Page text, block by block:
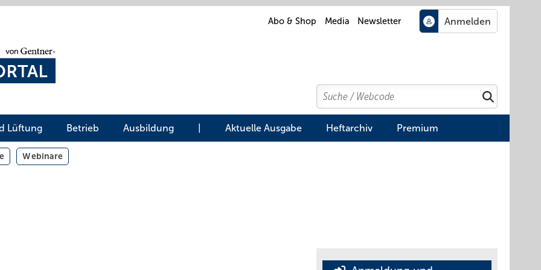
Abo & Shop Media Newsletter
Search
Suchen
Lüftung Betrieb Ausbildung Aktuelle Ausgabe Heftarchiv Premium
Webinare